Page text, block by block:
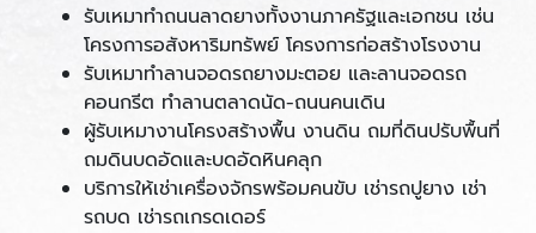
รับเหมาทำถนนลาดยางทั้งงานภาครัฐและเอกชน เช่น
โครงการอสังหาริมทรัพย์ โครงการก่อสร้างโรงงาน
รับเหมาทำลานจอดรถยางมะตอย และลานจอดรถ
คอนกรีต ทำลานตลาดนัด-ถนนคนเดิน
ผู้รับเหมางานโครงสร้างพื้น งานดิน ถมที่ดินปรับพื้นที่
ถมดินบดอัดและบดอัดหินคลุก
บริการให้เช่าเครื่องจักรพร้อมคนขับ เช่ารถปูยาง เช่า
รถบด เช่ารถเกรดเดอร์